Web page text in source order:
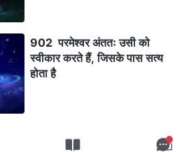
902 परमेश्वर अंततः उसी को
स्वीकार करते हैं, जिसके पास सत्य
होता है